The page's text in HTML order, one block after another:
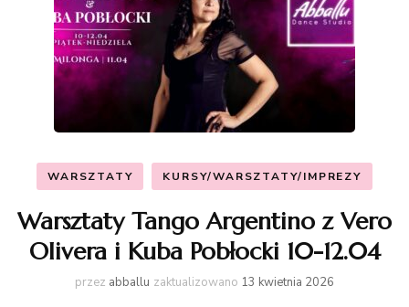
WARSZTATY KURSY/WARSZTATY/IMPREZY
Warsztaty Tango Argentino z Vero
Olivera i Kuba Pobłocki 10-12.04
przez abballu zaktualizowano 13 kwietnia 2026